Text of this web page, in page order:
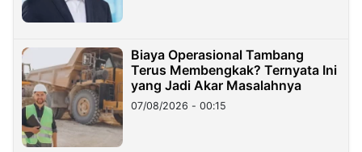
Biaya Operasional Tambang
Terus Membengkak? Ternyata Ini
yang Jadi Akar Masalahnya
07/08/2026 - 00:15